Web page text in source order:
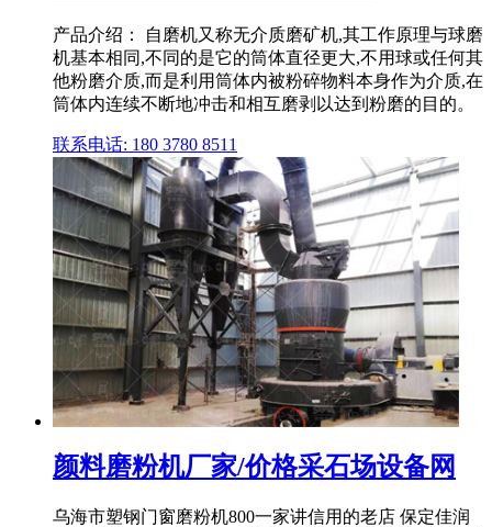
产品介绍： 自磨机又称无介质磨矿机,其工作原理与球磨
机基本相同,不同的是它的筒体直径更大,不用球或任何其
他粉磨介质,而是利用筒体内被粉碎物料本身作为介质,在
筒体内连续不断地冲击和相互磨剥以达到粉磨的目的。
联系电话: 180 3780 8511
颜料磨粉机厂家/价格采石场设备网
乌海市塑钢门窗磨粉机800一家讲信用的老店 保定佳润